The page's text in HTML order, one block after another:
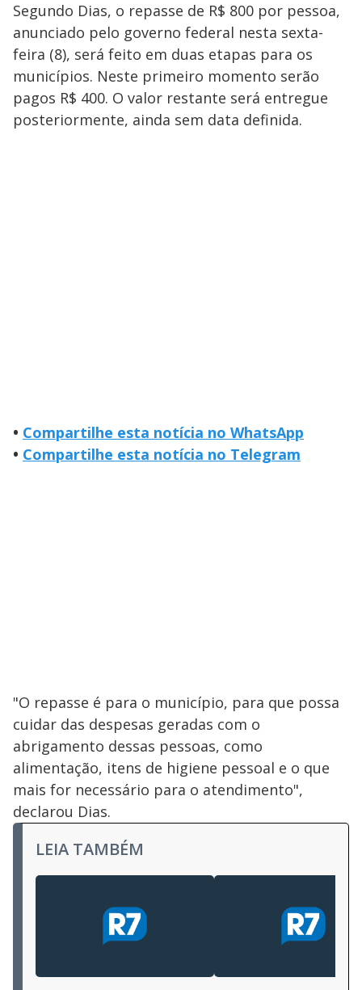
Segundo Dias, o repasse de R$ 800 por pessoa,
anunciado pelo governo federal nesta sexta-
feira (8), será feito em duas etapas para os
municípios. Neste primeiro momento serão
pagos R$ 400. O valor restante será entregue
posteriormente, ainda sem data definida.
• Compartilhe esta notícia no WhatsApp
• Compartilhe esta notícia no Telegram
"O repasse é para o município, para que possa
cuidar das despesas geradas com o
abrigamento dessas pessoas, como
alimentação, itens de higiene pessoal e o que
mais for necessário para o atendimento",
declarou Dias.
LEIA TAMBÉM